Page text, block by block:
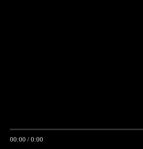
00:00 / 0:00